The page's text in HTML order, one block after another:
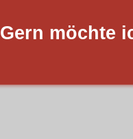
Gern möchte